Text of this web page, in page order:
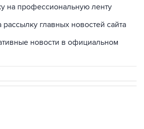
на профессиональную ленту
рассылку главных новостей сайта
новости в официальном